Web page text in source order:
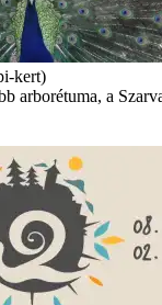
tíznapos,